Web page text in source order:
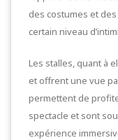
des costumes et
certain niveau
Les stalles, quant à
et offrent une vue
permettent de
spectacle et sont
expérience